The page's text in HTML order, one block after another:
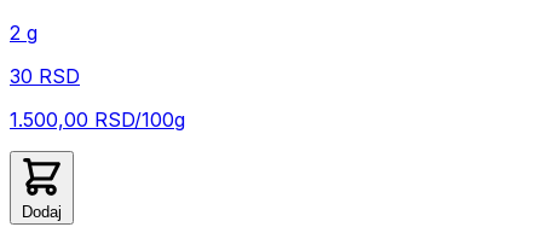
2 g
30 RSD
1.500,00 RSD/100g
Dodaj